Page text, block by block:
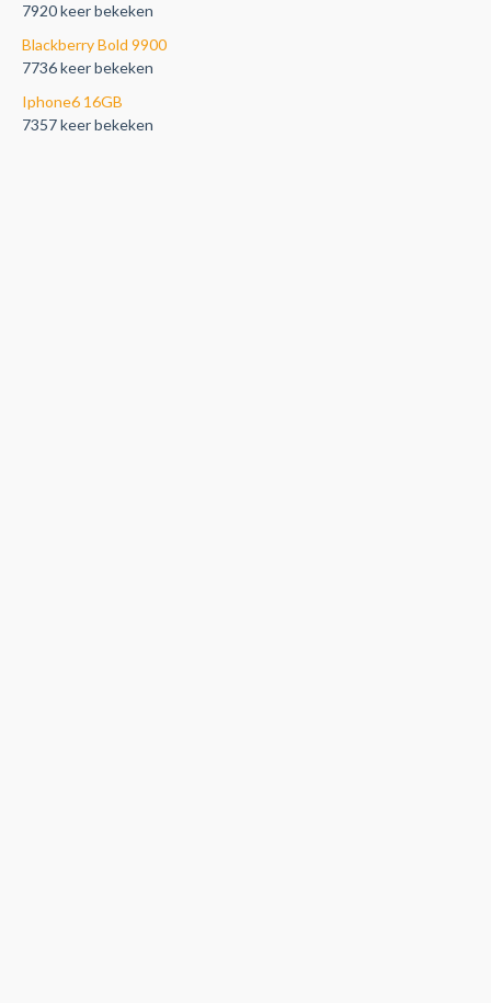
7920 keer bekeken
Blackberry Bold 9900
7736 keer bekeken
Iphone6 16GB
7357 keer bekeken